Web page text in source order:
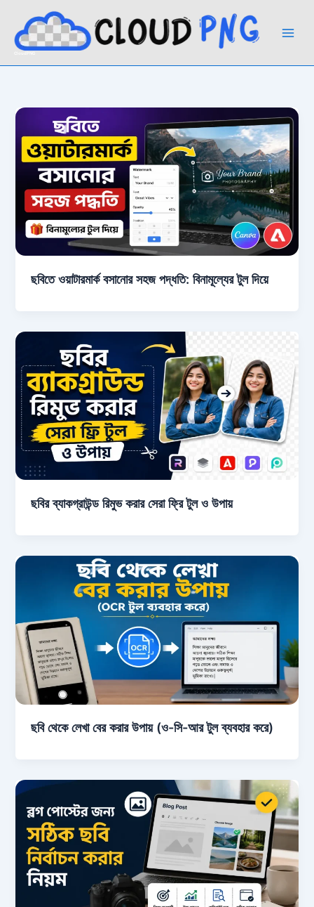
content
ছবিতে ওয়াটারমার্ক বসানোর সহজ পদ্ধতি: বিনামূল্যের টুল দিয়ে
ছবির ব্যাকগ্রাউন্ড রিমুভ করার সেরা ফ্রি টুল ও উপায়
ছবি থেকে লেখা বের করার উপায় (ও-সি-আর টুল ব্যবহার করে)